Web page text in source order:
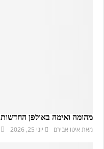
מהומה ואימה באולפן
מאת איטו אבירם יוני 25, 2026